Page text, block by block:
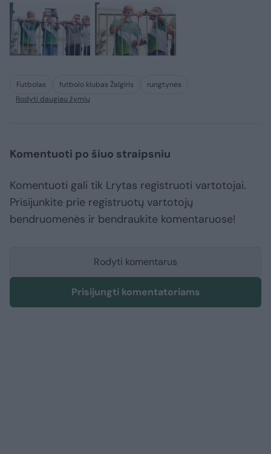
Futbolas futbolo klubas Žalgiris
rungtynės
Rodyti daugiau žymių
Komentuoti po šiuo straipsniu
Komentuoti gali tik Lrytas registruoti vartotojai.
Prisijunkite prie registruotų vartotojų
bendruomenės ir bendraukite komentaruose!
Rodyti komentarus
Prisijungti komentatoriams